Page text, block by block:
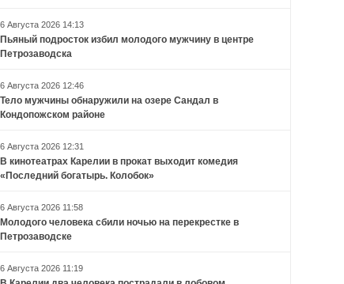
6 Августа 2026 14:13
Пьяный подросток избил молодого мужчину в центре
Петрозаводска
6 Августа 2026 12:46
Тело мужчины обнаружили на озере Сандал в
Кондопожском районе
6 Августа 2026 12:31
В кинотеатрах Карелии в прокат выходит комедия
«Последний богатырь. Колобок»
6 Августа 2026 11:58
Молодого человека сбили ночью на перекрестке в
Петрозаводске
6 Августа 2026 11:19